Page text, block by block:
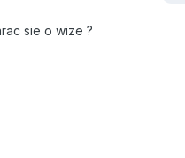
sie o wize ?